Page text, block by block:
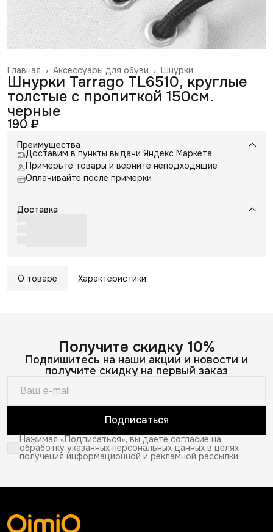
Шнурки
Аксессуары для обуви ›
Главная ›
Шнурки Tarrago TL6510, круглые
толстые с пропиткой 150см.
черные
190 ₽
Преимущества
Доставим в пункты выдачи Яндекс Маркета
Примерьте товары и верните неподходящие
Оплачивайте после примерки
Доставка
О товаре Характеристики
Получите скидку 10%
Подпишитесь на наши акции и новости и
получите скидку на первый заказ
Подписаться
Нажимая «Подписаться», вы даете согласие на
обработку указанных персональных данных в целях
получения информационной и рекламной рассылки